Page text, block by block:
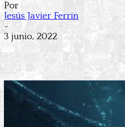
Por
Jesús Javier Ferrin
-
3 junio, 2022